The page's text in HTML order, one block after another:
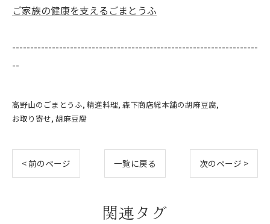
ご家族の健康を支えるごまとうふ
--------------------------------------------------------------------
--
高野山のごまとうふ 精進料理 森下商店総本舗の胡麻豆腐
お取り寄せ 胡麻豆腐
< 前のページ 一覧に戻る 次のページ >
関連タグ